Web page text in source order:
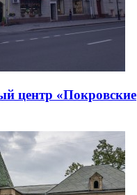
центр «Покровские